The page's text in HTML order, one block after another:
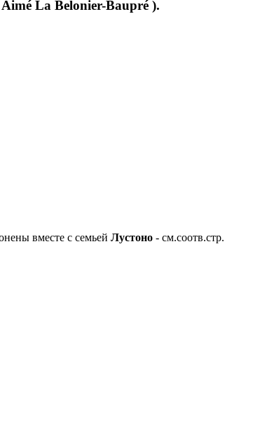
La Belonier-Baupré ).
вместе с семьей Лустоно - см.соотв.стр.